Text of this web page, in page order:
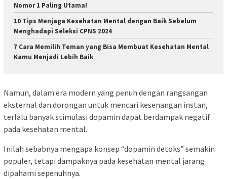
Nomor 1 Paling Utama!
10 Tips Menjaga Kesehatan Mental dengan Baik Sebelum
Menghadapi Seleksi CPNS 2024
7 Cara Memilih Teman yang Bisa Membuat Kesehatan Mental
Kamu Menjadi Lebih Baik
Namun, dalam era modern yang penuh dengan rangsangan
eksternal dan dorongan untuk mencari kesenangan instan,
terlalu banyak stimulasi dopamin dapat berdampak negatif
pada kesehatan mental.
Inilah sebabnya mengapa konsep “dopamin detoks” semakin
populer, tetapi dampaknya pada kesehatan mental jarang
dipahami sepenuhnya.